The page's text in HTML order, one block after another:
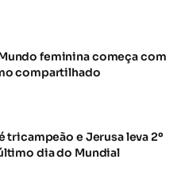
feminina começa com
compartilhado
tricampeão e Jerusa leva 2º
dia do Mundial